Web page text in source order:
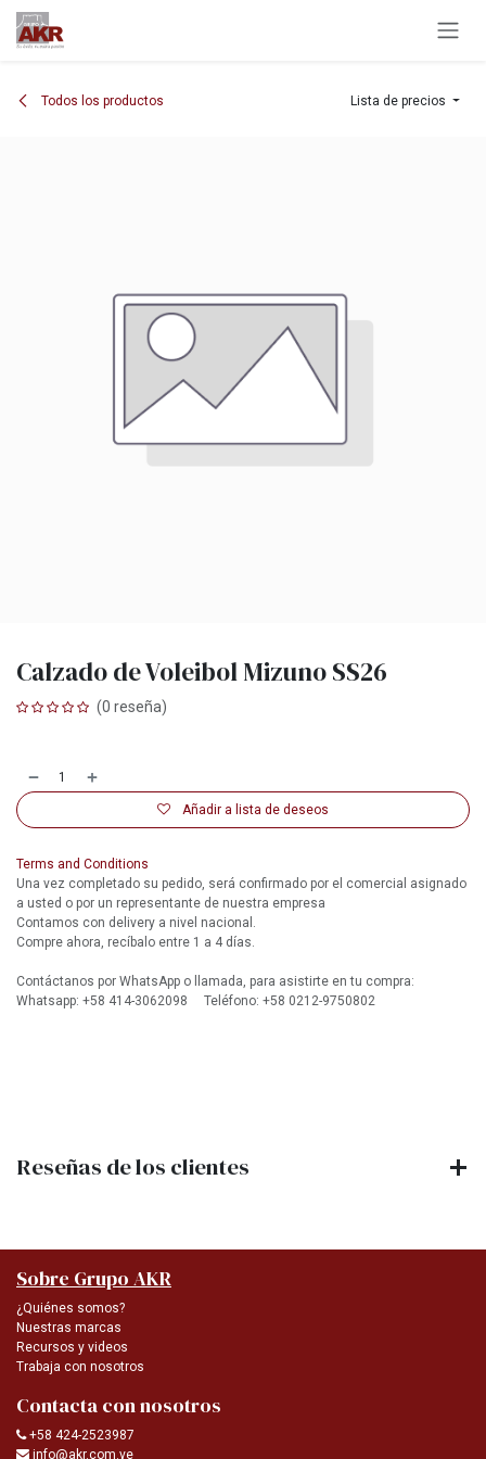
Ir al contenido
Todos los productos Lista de precios
Calzado de Voleibol Mizuno SS26
(0 reseña)
Añadir a lista de deseos
Terms and Conditions
Una vez completado su pedido, será confirmado por el comercial asignado
a usted o por un representante de nuestra empresa
Contamos con delivery a nivel nacional.
Compre ahora, recíbalo entre 1 a 4 días.
Contáctanos por WhatsApp o llamada, para asistirte en tu compra:
Whatsapp: +58 414-3062098 Teléfono: +58 0212-9750802
Reseñas de los clientes
Sobre Grupo AKR
¿Quiénes somos?
Nuestras marcas
Recursos y videos
Trabaja con nosotros
Contacta con nosotros
+58 424-2523987
info@akr.com.ve